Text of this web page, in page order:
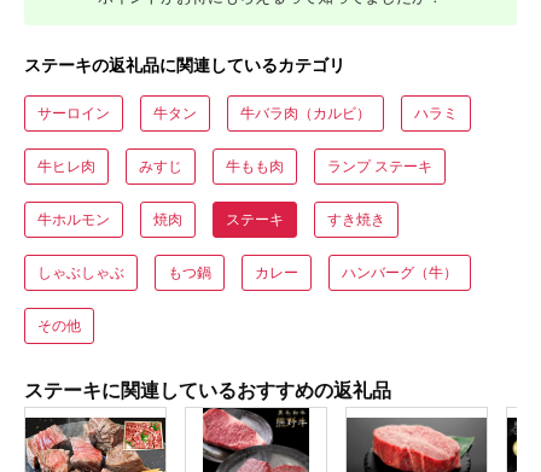
ステーキの返礼品に関連しているカテゴリ
サーロイン 牛タン 牛バラ肉（カルビ） ハラミ
牛ヒレ肉 みすじ 牛もも肉 ランプ ステーキ
牛ホルモン 焼肉 ステーキ すき焼き
しゃぶしゃぶ もつ鍋 カレー ハンバーグ（牛）
その他
ステーキに関連しているおすすめの返礼品